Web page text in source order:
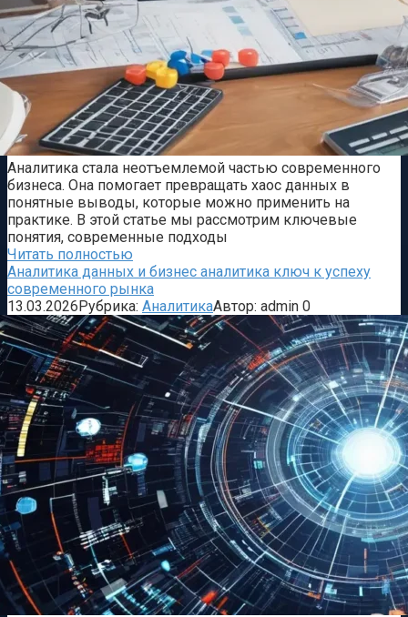
Аналитика стала неотъемлемой частью современного
бизнеса. Она помогает превращать хаос данных в
понятные выводы, которые можно применить на
практике. В этой статье мы рассмотрим ключевые
понятия, современные подходы
Читать полностью
Аналитика данных и бизнес аналитика ключ к успеху
современного рынка
13.03.2026Рубрика: АналитикаАвтор: admin 0